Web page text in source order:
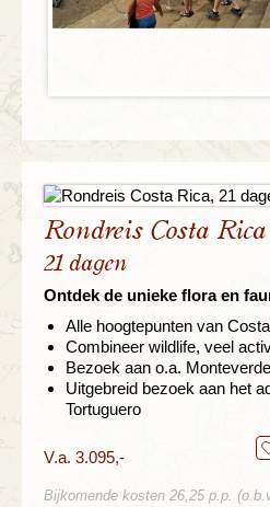
Rondreis Costa Rica
21 dagen
Ontdek de unieke flora en
Alle hoogtepunten van
Combineer wildlife, veel
Bezoek aan o.a.
Uitgebreid bezoek aan het
Tortuguero
V.a. 3.095,-
Bijkomende kosten 26,25 p.p.